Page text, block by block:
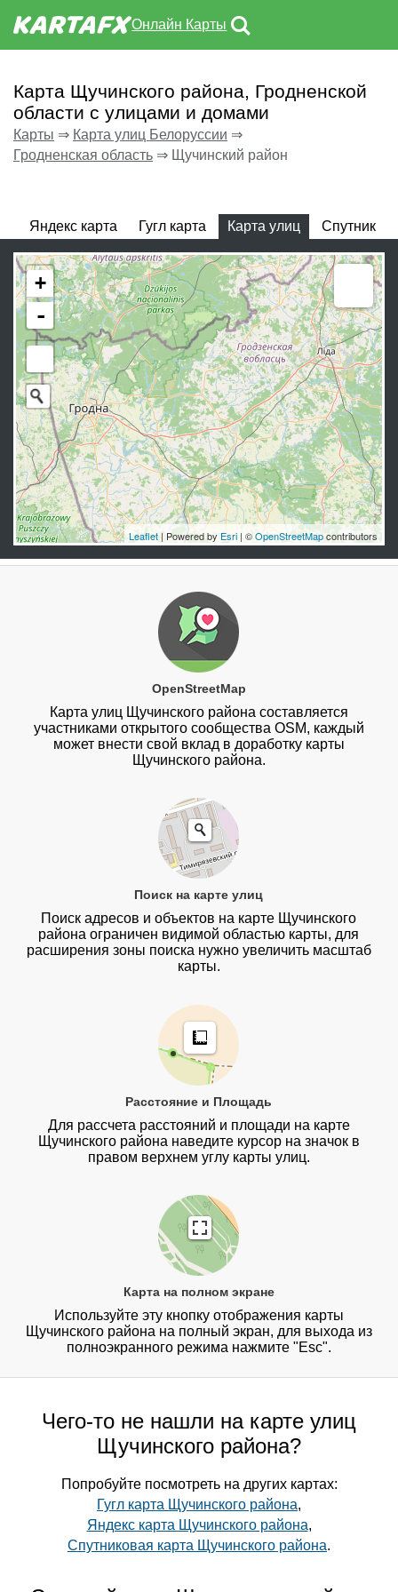
Онлайн Карты
Карта Щучинского района, Гродненской
области с улицами и домами
Карты ⇒ Карта улиц Белоруссии ⇒
Гродненская область ⇒ Щучинский район
Яндекс карта Гугл карта Карта улиц Спутник
+
-
Leaflet| Powered by Esri | ©OpenStreetMapcontributors
OpenStreetMap
Карта улиц Щучинского района составляется
участниками открытого сообщества OSM, каждый
может внести свой вклад в доработку карты
Щучинского района.
Поиск на карте улиц
Поиск адресов и объектов на карте Щучинского
района ограничен видимой областью карты, для
расширения зоны поиска нужно увеличить масштаб
карты.
Расстояние и Площадь
Для рассчета расстояний и площади на карте
Щучинского района наведите курсор на значок в
правом верхнем углу карты улиц.
Карта на полном экране
Используйте эту кнопку отображения карты
Щучинского района на полный экран, для выхода из
полноэкранного режима нажмите "Esc".
Чего-то не нашли на карте улиц
Щучинского района?
Попробуйте посмотреть на других картах:
Гугл карта Щучинского района,
Яндекс карта Щучинского района,
Спутниковая карта Щучинского района.